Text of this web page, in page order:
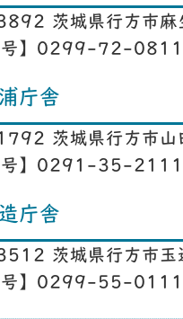
茨城県行方市
号】0299-72-0811
庁舎
茨城県行方市
号】0291-35-2111
庁舎
茨城県行方市玉
号】0299-55-0111